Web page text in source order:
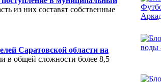
из них составят собственные
Саратовской области на
в общей сложности более 8,5